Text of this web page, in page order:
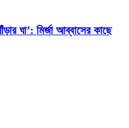
ঘা’: মির্জা আব্বাসের কাছে